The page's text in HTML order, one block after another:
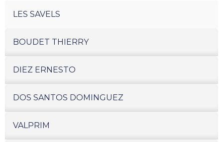
LES SAVELS
BOUDET THIERRY
DIEZ ERNESTO
DOS SANTOS DOMINGUEZ
VALPRIM